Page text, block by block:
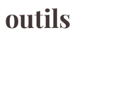
outils